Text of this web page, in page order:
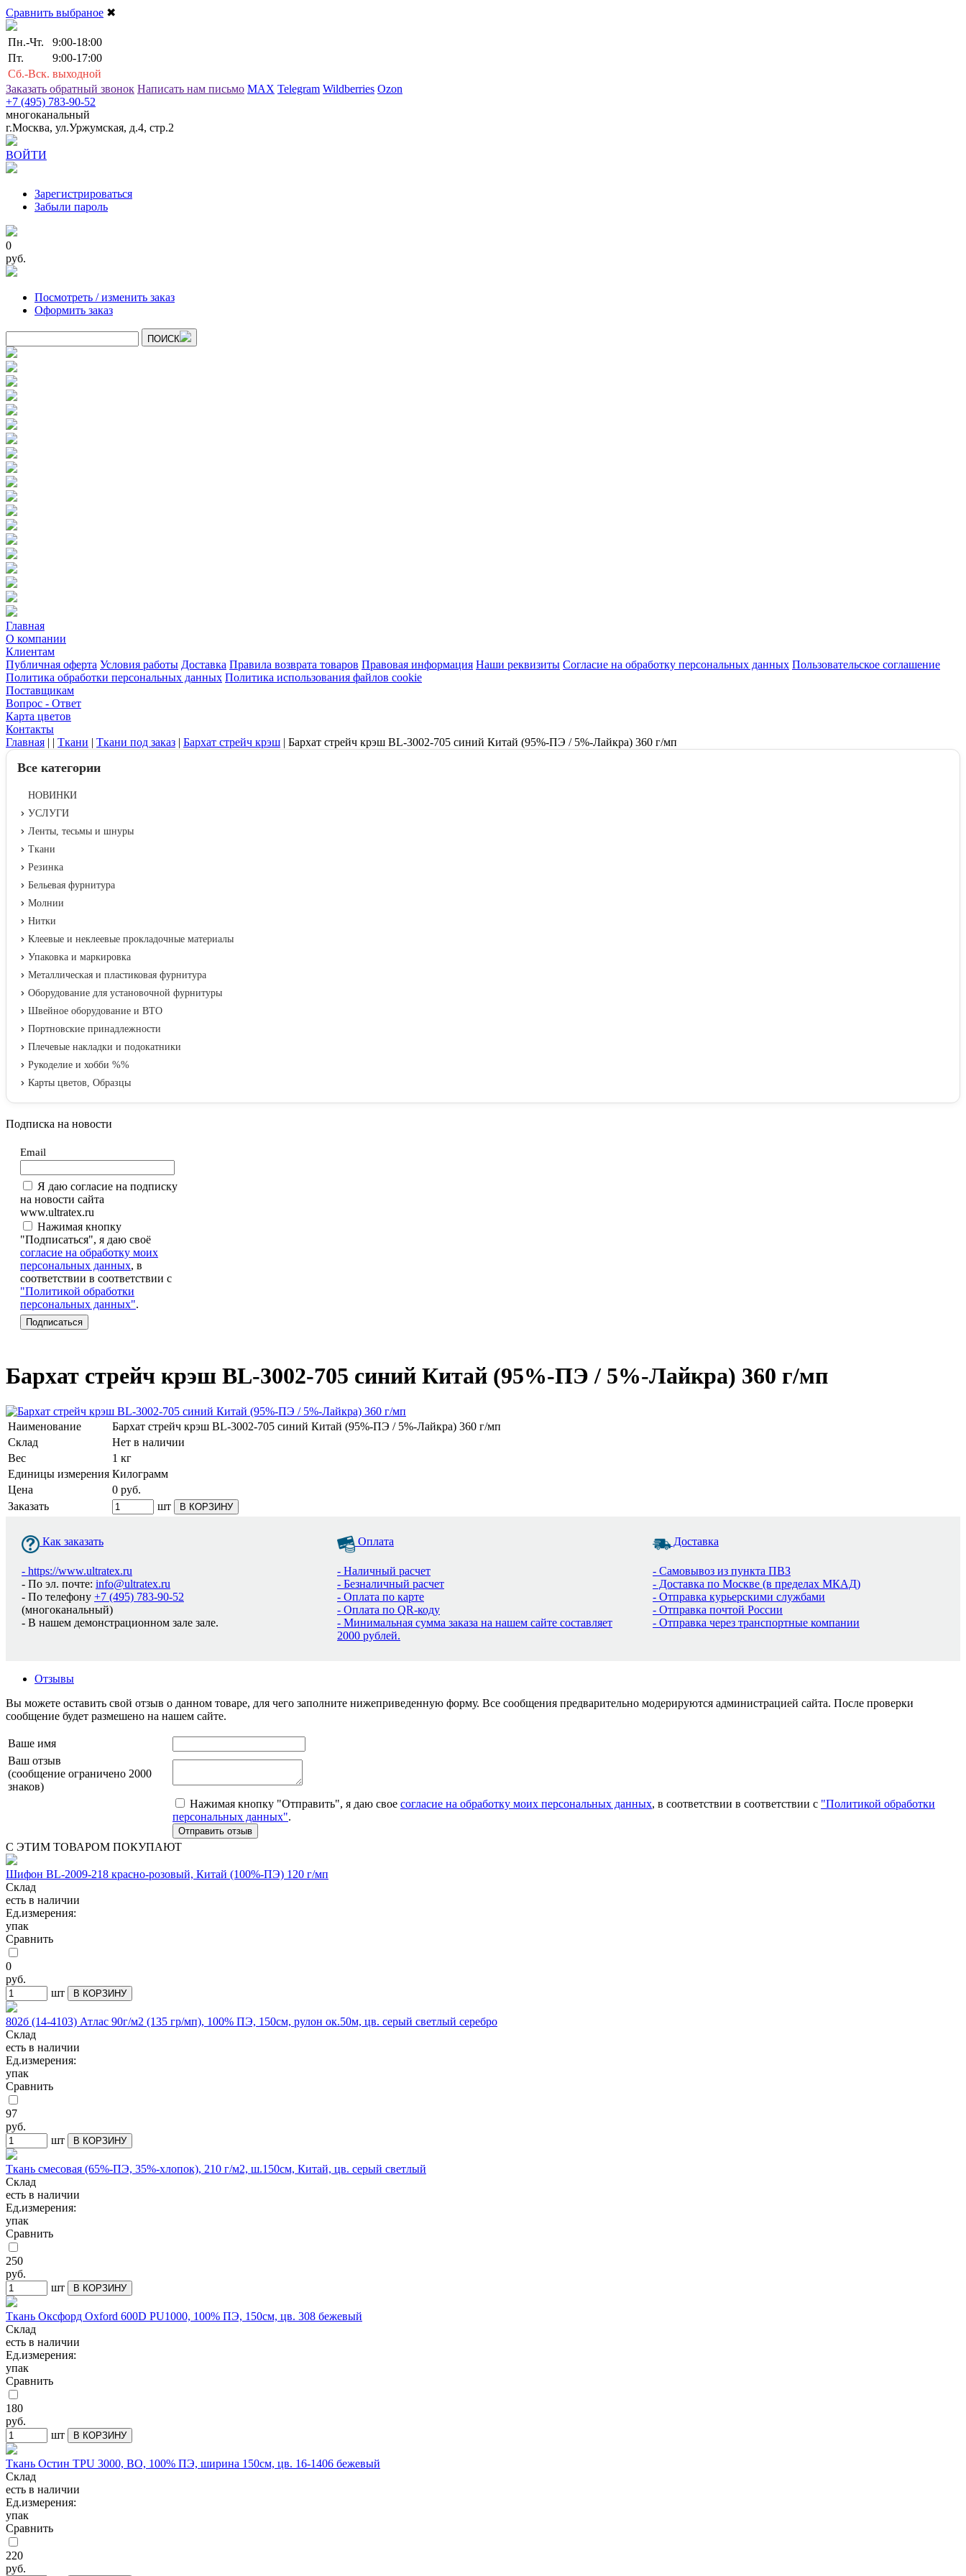
Сравнить выбраное ✖
Пн.-Чт.
9:00-18:00
Пт.
9:00-17:00
Сб.-Вск. выходной
Заказать обратный звонок Написать нам письмо MAX Telegram Wildberries Ozon
+7 (495) 783-90-52
многоканальный
г.Москва, ул.Уржумская, д.4, стр.2
ВОЙТИ
Зарегистрироваться
Забыли пароль
0
руб.
Посмотреть / изменить заказ
Оформить заказ
ПОИСК
Главная
О компании
Клиентам
Публичная оферта Условия работы Доставка Правила возврата товаров Правовая информация Наши реквизиты Согласие на обработку персональных данных Пользовательское соглашение
Политика обработки персональных данных Политика использования файлов cookie
Поставщикам
Вопрос - Ответ
Карта цветов
Контакты
Главная | | Ткани | Ткани под заказ | Бархат стрейч крэш | Бархат стрейч крэш BL-3002-705 синий Китай (95%-ПЭ / 5%-Лайкра) 360 г/мп
Все категории
НОВИНКИ
УСЛУГИ
Ленты, тесьмы и шнуры
Ткани
Резинка
Бельевая фурнитура
Молнии
Нитки
Клеевые и неклеевые прокладочные материалы
Упаковка и маркировка
Металлическая и пластиковая фурнитура
Оборудование для установочной фурнитуры
Швейное оборудование и ВТО
Портновские принадлежности
Плечевые накладки и подокатники
Рукоделие и хобби %%
Карты цветов, Образцы
Подписка на новости
Email
Я даю согласие на подписку
на новости сайта
www.ultratex.ru
Нажимая кнопку
"Подписаться", я даю своё
согласие на обработку моих
персональных данных, в
соответствии в соответствии с
"Политикой обработки
персональных данных".
Бархат стрейч крэш BL-3002-705 синий Китай (95%-ПЭ / 5%-Лайкра) 360 г/мп
Наименование
Бархат стрейч крэш BL-3002-705 синий Китай (95%-ПЭ / 5%-Лайкра) 360 г/мп
Склад
Нет в наличии
Вес
1 кг
Единицы измерения Килограмм
Цена
0 руб.
Заказать
шт В КОРЗИНУ
Как заказать
- https://www.ultratex.ru
- По эл. почте: info@ultratex.ru
- По телефону +7 (495) 783-90-52
(многоканальный)
- В нашем демонстрационном зале зале.
Оплата
- Наличный расчет
- Безналичный расчет
- Оплата по карте
- Оплата по QR-коду
- Минимальная сумма заказа на нашем сайте составляет
2000 рублей.
Доставка
- Самовывоз из пункта ПВЗ
- Доставка по Москве (в пределах МКАД)
- Отправка курьерскими службами
- Отправка почтой России
- Отправка через транспортные компании
Отзывы
Вы можете оставить свой отзыв о данном товаре, для чего заполните нижеприведенную форму. Все сообщения предварительно модерируются администрацией сайта. После проверки
сообщение будет размешено на нашем сайте.
Ваше имя
Ваш отзыв
(сообщение ограничено 2000
знаков)
Нажимая кнопку "Отправить", я даю свое согласие на обработку моих персональных данных, в соответствии в соответствии с "Политикой обработки
персональных данных".
С ЭТИМ ТОВАРОМ ПОКУПАЮТ
Шифон BL-2009-218 красно-розовый, Китай (100%-ПЭ) 120 г/мп
Склад
есть в наличии
Ед.измерения:
упак
Сравнить
0
руб.
шт
В КОРЗИНУ
802б (14-4103) Атлас 90г/м2 (135 гр/мп), 100% ПЭ, 150см, рулон ок.50м, цв. серый светлый серебро
Склад
есть в наличии
Ед.измерения:
упак
Сравнить
97
руб.
шт
В КОРЗИНУ
Ткань смесовая (65%-ПЭ, 35%-хлопок), 210 г/м2, ш.150см, Китай, цв. серый светлый
Склад
есть в наличии
Ед.измерения:
упак
Сравнить
250
руб.
шт
В КОРЗИНУ
Ткань Оксфорд Oxford 600D PU1000, 100% ПЭ, 150см, цв. 308 бежевый
Склад
есть в наличии
Ед.измерения:
упак
Сравнить
180
руб.
шт
В КОРЗИНУ
Ткань Остин TPU 3000, BO, 100% ПЭ, ширина 150см, цв. 16-1406 бежевый
Склад
есть в наличии
Ед.измерения:
упак
Сравнить
220
руб.